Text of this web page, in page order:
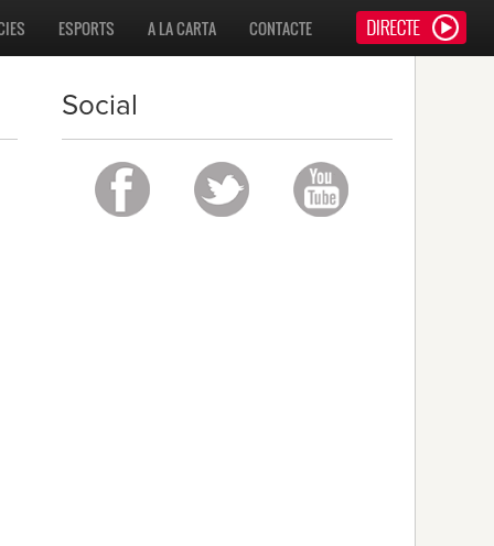
CONTACTE
A LA CARTA
ESPORTS
Social